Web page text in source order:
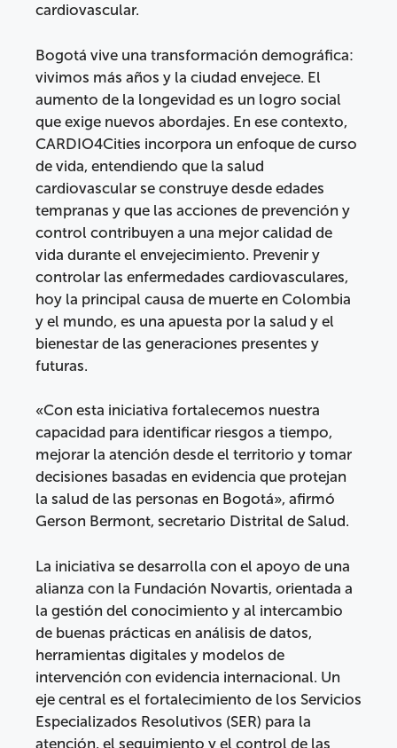
cardiovascular.
Bogotá vive una transformación demográfica:
vivimos más años y la ciudad envejece. El
aumento de la longevidad es un logro social
que exige nuevos abordajes. En ese contexto,
CARDIO4Cities incorpora un enfoque de curso
de vida, entendiendo que la salud
cardiovascular se construye desde edades
tempranas y que las acciones de prevención y
control contribuyen a una mejor calidad de
vida durante el envejecimiento. Prevenir y
controlar las enfermedades cardiovasculares,
hoy la principal causa de muerte en Colombia
y el mundo, es una apuesta por la salud y el
bienestar de las generaciones presentes y
futuras.
«Con esta iniciativa fortalecemos nuestra
capacidad para identificar riesgos a tiempo,
mejorar la atención desde el territorio y tomar
decisiones basadas en evidencia que protejan
la salud de las personas en Bogotá», afirmó
Gerson Bermont, secretario Distrital de Salud.
La iniciativa se desarrolla con el apoyo de una
alianza con la Fundación Novartis, orientada a
la gestión del conocimiento y al intercambio
de buenas prácticas en análisis de datos,
herramientas digitales y modelos de
intervención con evidencia internacional. Un
eje central es el fortalecimiento de los Servicios
Especializados Resolutivos (SER) para la
atención, el seguimiento y el control de las